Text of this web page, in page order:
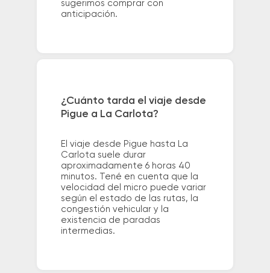
sugerimos comprar con
anticipación.
¿Cuánto tarda el viaje desde
Pigue a La Carlota?
El viaje desde Pigue hasta La
Carlota suele durar
aproximadamente 6 horas 40
minutos. Tené en cuenta que la
velocidad del micro puede variar
según el estado de las rutas, la
congestión vehicular y la
existencia de paradas
intermedias.